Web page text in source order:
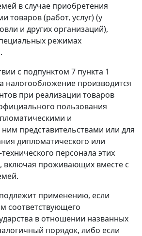
в случае приобретения
товаров (работ, услуг) (у
и других организаций),
режимах
с подпунктом 7 пункта 1
налогообложение производится
при реализации товаров
пользования
и
представительствами или для
дипломатического или
персонала этих
включая проживающих вместе с
применению, если
соответствующего
в отношении названных
порядок, либо если